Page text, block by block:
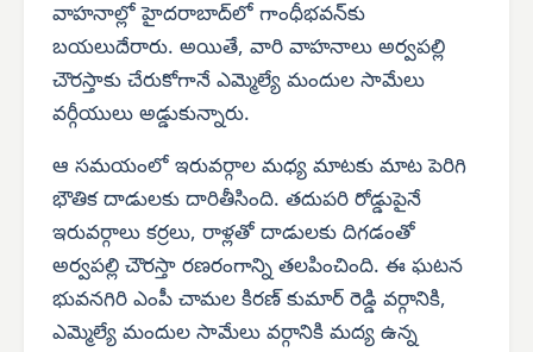
వాహనాల్లో హైదరాబాద్‌లో గాంధీభవన్‌కు
బయలుదేరారు. అయితే, వారి వాహనాలు అర్వపల్లి
చౌరస్తాకు చేరుకోగానే ఎమ్మెల్యే మందుల సామేలు
వర్గీయులు అడ్డుకున్నారు.
ఆ సమయంలో ఇరువర్గాల మధ్య మాటకు మాట పెరిగి
భౌతిక దాడులకు దారితీసింది. తదుపరి రోడ్డుపైనే
ఇరువర్గాలు కర్రలు, రాళ్లతో దాడులకు దిగడంతో
అర్వపల్లి చౌరస్తా రణరంగాన్ని తలపించింది. ఈ ఘటన
భువనగిరి ఎంపీ చామల కిరణ్ కుమార్ రెడ్డి వర్గానికి,
ఎమ్మెల్యే మందుల సామేలు వర్గానికి మద్య ఉన్న